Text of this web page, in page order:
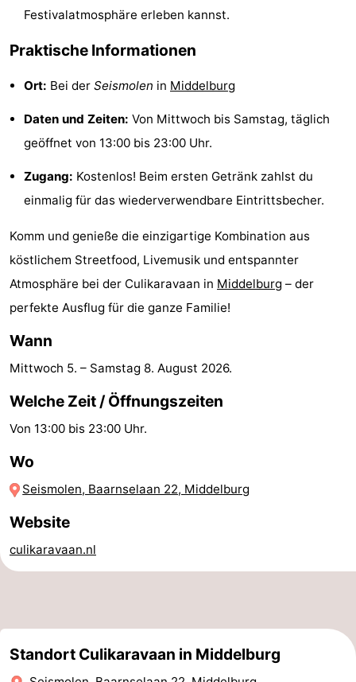
Städte
Führungen
Sport
Schwimmbader
-
Radfahren
-
Wandern
-
Reiten
-
Golfplatze
-
Sportangeln
Mondriaan
Toorop
Essen
Forum
Festivalatmosphäre erleben kannst.
Praktische Informationen
Ort: Bei der Seismolen in Middelburg
Daten und Zeiten: Von Mittwoch bis Samstag, täglich
geöffnet von 13:00 bis 23:00 Uhr.
Zugang: Kostenlos! Beim ersten Getränk zahlst du
einmalig für das wiederverwendbare Eintrittsbecher.
Komm und genieße die einzigartige Kombination aus
köstlichem Streetfood, Livemusik und entspannter
Atmosphäre bei der Culikaravaan in Middelburg – der
perfekte Ausflug für die ganze Familie!
Wann
Mittwoch 5. – Samstag 8. August 2026.
Welche Zeit / Öffnungszeiten
Von 13:00 bis 23:00 Uhr.
Wo
Seismolen, Baarnselaan 22, Middelburg
Website
culikaravaan.nl
Standort Culikaravaan in Middelburg